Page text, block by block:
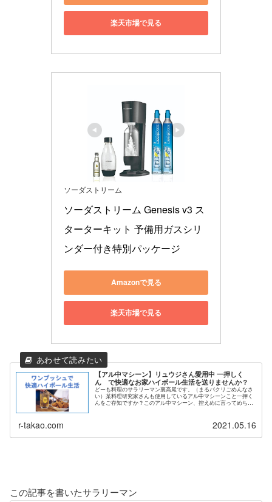
楽天市場で見る
ソーダストリーム
ソーダストリーム Genesis v3 ス
ターターキット 予備用ガスシリ
ンダー付き特別パッケージ
Amazonで見る
楽天市場で見る
【アル中マシーン】リュウジさん愛用中 一押しく
ん で快適なお家ハイボール生活を送りませんか？
どーも料理のサラリーマン裏高尾です。（まるパクリごめんなさ
い）某料理研究家さんも使用しているアル中マシーンこと一押く
んをご存知ですか？このアル中マシーン、控えめに言ってめちゃ
r-takao.com 2021.05.16
この記事を書いたサラリーマン